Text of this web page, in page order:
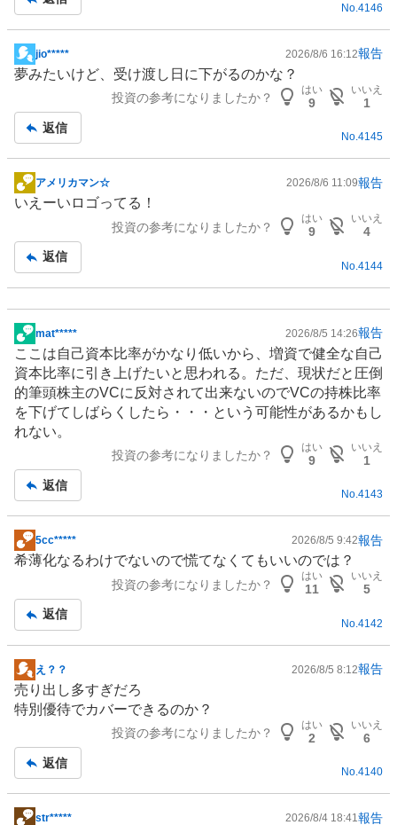
事 No. 4146
掲
示
事
jio***** 2026/8/6 16:12報告
夢みたいけど、受け渡し日に下がるのかな？
投資の参考になりましたか？
はい
9
いいえ
1
返信
No.4145
掲
示
事
アメリカマン☆ 2026/8/6 11:09報告
いえーいロゴってる！
投資の参考になりましたか？
はい
9
いいえ
4
返信
No. 4144
掲
示
板
記
事
mat***** 2026/8/5 14:26報告
ここは自己資本比率がかなり低いから、増資で健全な自己
資本比率に引き上げたいと思われる。ただ、現状だと圧倒
的筆頭株主のVCに反対されて出来ないのでVCの持株比率
を下げてしばらくしたら・・・という可能性があるかもし
れない。
投資の参考になりましたか？
はい
9
いいえ
1
返信
No.4143
掲
示
事
5cc***** 2026/8/5 9:42報告
希薄化なるわけでないので慌てなくてもいいのでは？
投資の参考になりましたか？
はい
11
いいえ
5
返信
No. 4142
掲
示
板
え？？ 2026/8/5 8:12報告
売り出し多すぎだろ
特別優待でカバーできるのか？
投資の参考になりましたか？
はい
2
いいえ
6
返信
No.4140
str***** 2026/8/4 18:41報告